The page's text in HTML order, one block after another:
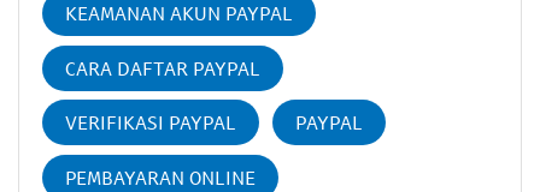
KEAMANAN AKUN PAYPAL
CARA DAFTAR PAYPAL
VERIFIKASI PAYPAL PAYPAL
PEMBAYARAN ONLINE